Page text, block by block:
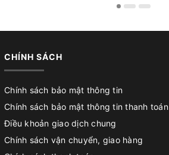
CHÍNH SÁCH
Chính sách bảo mật thông tin
Chính sách bảo mật thông tin thanh toán
Điều khoản giao dịch chung
Chính sách vận chuyển, giao hàng